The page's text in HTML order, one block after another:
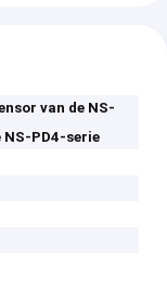
van de NS-
NS-PD4-serie